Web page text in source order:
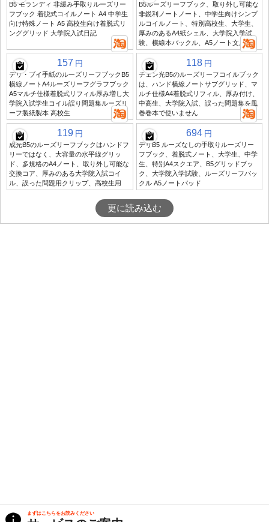
B5 モランディ 非緩み手取りルーズリー
フブック 着脱式コイルノート A4 中学生
向け特殊ノート A5 高校生向け着脱式リ
ンググリッド 大学院入試日記
B5ルーズリーフブック、取り外し可能な
非鋭利ノートノート、中学生向けシンプ
ルコイルノート、特別高校生、大学生、
厚みのあるA4紙シェル、大学院入学試
験、横線本バックル、A5ノート文房具
157 円
デリ・ブイ手紙のルーズリーフブックB5
横線ノートA4ルーズリーフグラフブック
A5マルチ仕様着脱式リフィル厚み増し大
学院入試学生コイル誤り問題集ルーズリ
ーフ製紙製本 高校生
118 円
チェン光B5のルーズリーフコイルブック
は、ハンド横線ノートサブグリッド、マ
ルチ仕様A4着脱式リフィル、厚み付け、
中高生、大学院入試、誤った問題集を風
巻巻本で使いません
119 円
成光B5のルーズリーフブックはハンドフ
リーではなく、大容量の水平線グリッ
ド、多規格のA4ノート、取り外し可能な
交換コア、厚みのある大学院入試コイ
ル、誤った問題用クリップ、高校生用
694 円
デリB5 ルーズなしの手取りルーズリー
フブック、着脱式ノート、大学生、中学
生、特別A4スクエア、B5グリッドブッ
ク、大学院入学試験、ルーズリーフバッ
クル A5ノートパッド
更に読み込む
まずはこちらをお読みください